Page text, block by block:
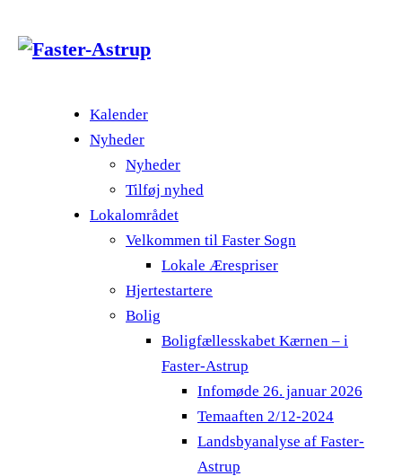
Kalender
Nyheder
Nyheder
Tilføj nyhed
Lokalområdet
Velkommen til Faster Sogn
Lokale Ærespriser
Hjertestartere
Bolig
Boligfællesskabet Kærnen – i
Faster-Astrup
Infomøde 26. januar 2026
Temaaften 2/12-2024
Landsbyanalyse af Faster-
Astrup